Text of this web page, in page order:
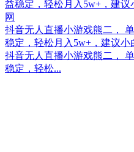
抖音无人直播小游戏熊二，
稳定，轻松月入5w+，建议小
抖音无人直播小游戏熊二，
稳定，轻松...